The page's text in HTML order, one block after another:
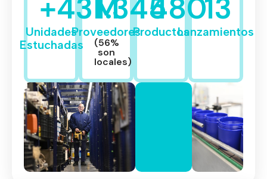
Unidades
Estuchadas
+43M
Proveedores
1.345
(56%
son
locales)
Productos
480
Lanzamientos
13